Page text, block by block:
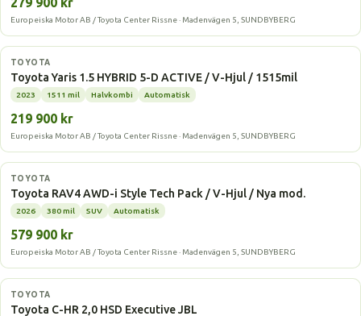
Europeiska Motor AB / Toyota Center Rissne · Madenvägen 5, SUNDBYBERG
Hybrid
TOYOTA
Toyota Yaris 1.5 HYBRID 5-D ACTIVE / V-Hjul / 1515mil
2023 1511 mil Halvkombi Automatisk
219 900 kr
Europeiska Motor AB / Toyota Center Rissne · Madenvägen 5, SUNDBYBERG
Laddhybrid
TOYOTA
Toyota RAV4 AWD-i Style Tech Pack / V-Hjul / Nya mod.
2026 380 mil SUV Automatisk
579 900 kr
Europeiska Motor AB / Toyota Center Rissne · Madenvägen 5, SUNDBYBERG
Laddhybrid
TOYOTA
Toyota C-HR 2,0 HSD Executive JBL